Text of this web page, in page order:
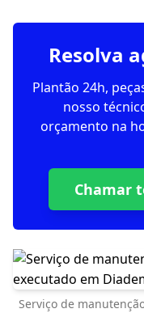
Resolva
Plantão 24h,
nosso
orçamento na
Chamar
Serviço de